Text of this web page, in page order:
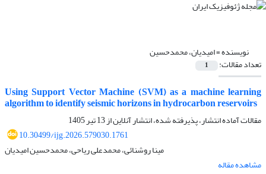
نویسنده =امیدیان، محمدحسین
تعداد مقالات: 1
Using Support Vector Machine (SVM) as a machine learning
algorithm to identify seismic horizons in hydrocarbon reservoirs
مقالات آماده انتشار، پذیرفته شده، انتشار آنلاین از13 تیر 1405
10.30499/ijg.2026.579030.1761
مینا روشنائی، محمدعلی ریاحی، محمدحسین امیدیان
مشاهده مقاله